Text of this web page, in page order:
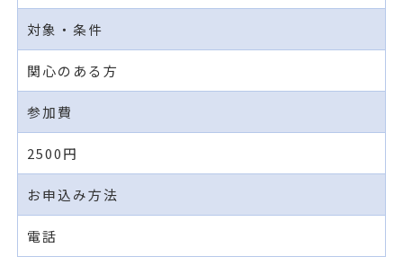
対象・条件
関心のある方
参加費
2500円
お申込み方法
電話